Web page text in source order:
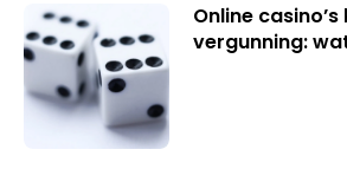
Online
vergunning: